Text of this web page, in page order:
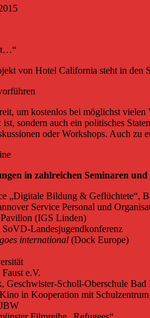
von Hotel California steht in
um kostenlos bei möglichst
ist, sondern auch ein politisches
oder Workshops. Auch zu
in zahlreichen Seminaren
„Digitale Bildung & Geflüchtete“,
Service Personal und
(IGS Linden)
SoVD-Landesjugendkonferenz
international (Dock Europe)
e.V.
Geschwister-Scholl-Oberschule Bad
in Kooperation mit Schulzentrum